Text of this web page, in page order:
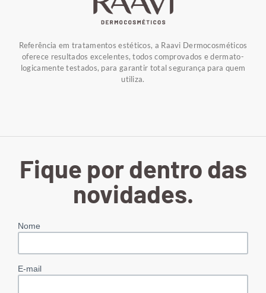
Referência em tratamentos estéticos, a Raavi Dermocosméticos
oferece resultados excelentes, todos comprovados e dermato-
logicamente testados, para garantir total segurança para quem
utiliza.
Fique por dentro das
novidades.
Nome
E-mail